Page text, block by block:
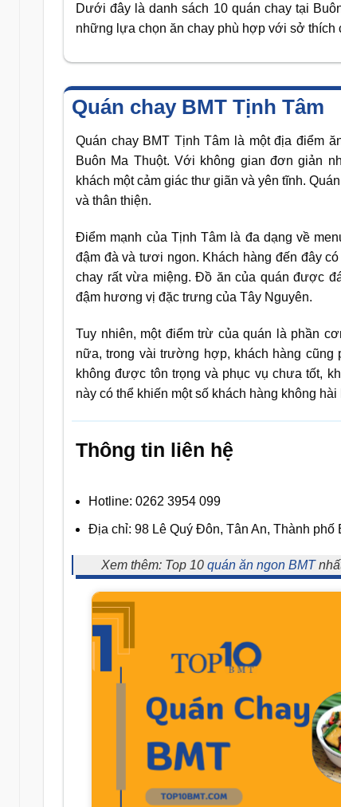
Dưới đây là danh sách 10 quán chay tại
những lựa chọn ăn chay phù hợp với sở thích
Quán chay BMT Tịnh Tâm
Quán chay BMT Tịnh Tâm là một địa điểm
Buôn Ma Thuột. Với không gian đơn giản
khách một cảm giác thư giãn và yên tĩnh.
và thân thiện.
Điểm mạnh của Tịnh Tâm là đa dạng về
đậm đà và tươi ngon. Khách hàng đến đây
chay rất vừa miệng. Đồ ăn của quán được
đậm hương vị đặc trưng của Tây Nguyên.
Tuy nhiên, một điểm trừ của quán là phần
nữa, trong vài trường hợp, khách hàng cũng
không được tôn trọng và phục vụ chưa tốt,
này có thể khiến một số khách hàng không
Thông tin liên hệ
Hotline: 0262 3954 099
Địa chỉ: 98 Lê Quý Đôn, Tân An, Thành phố
Xem thêm: Top 10 quán ăn ngon BMT